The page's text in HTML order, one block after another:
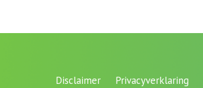
Disclaimer Privacyverklaring